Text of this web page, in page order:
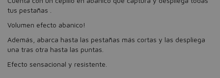
tus pestañas .
Volumen efecto abanico!
Además, abarca hasta las pestañas más cortas y las despliega
una tras otra hasta las puntas.
Efecto sensacional y resistente.